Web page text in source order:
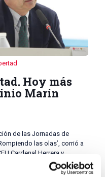
Hoy más
Marín
de las Jornadas de
las olas’, corrió a
Cardenal Herrera y
de libertad desde el